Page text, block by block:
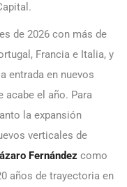
de 2026 con más de
Francia e Italia, y
entrada en nuevos
acabe el año. Para
la expansión
verticales de
Fernández como
años de trayectoria en